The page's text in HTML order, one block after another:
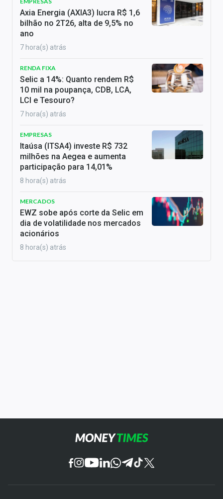
Axia Energia (AXIA3) lucra R$ 1,6
bilhão no 2T26, alta de 9,5% no
ano
7 hora(s) atrás
RENDA FIXA
Selic a 14%: Quanto rendem R$
10 mil na poupança, CDB, LCA,
LCI e Tesouro?
7 hora(s) atrás
EMPRESAS
Itaúsa (ITSA4) investe R$ 732
milhões na Aegea e aumenta
participação para 14,01%
8 hora(s) atrás
MERCADOS
EWZ sobe após corte da Selic em
dia de volatilidade nos mercados
acionários
8 hora(s) atrás